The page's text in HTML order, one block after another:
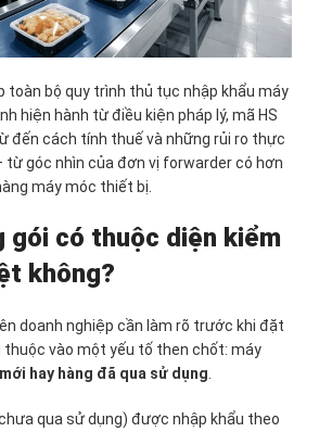
toàn bộ quy trình thủ tục nhập khẩu máy
hiện hành từ điều kiện pháp lý, mã HS
đến cách tính thuế và những rủi ro thực
từ góc nhìn của đơn vị forwarder có hơn
máy móc thiết bị.
gói có thuộc diện kiểm
không?
doanh nghiệp cần làm rõ trước khi đặt
thuộc vào một yếu tố then chốt: máy
hay hàng đã qua sử dụng
qua sử dụng) được nhập khẩu theo